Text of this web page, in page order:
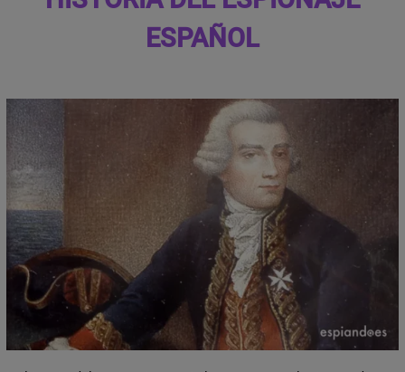
HISTORIA DEL ESPIONAJE
ESPAÑOL